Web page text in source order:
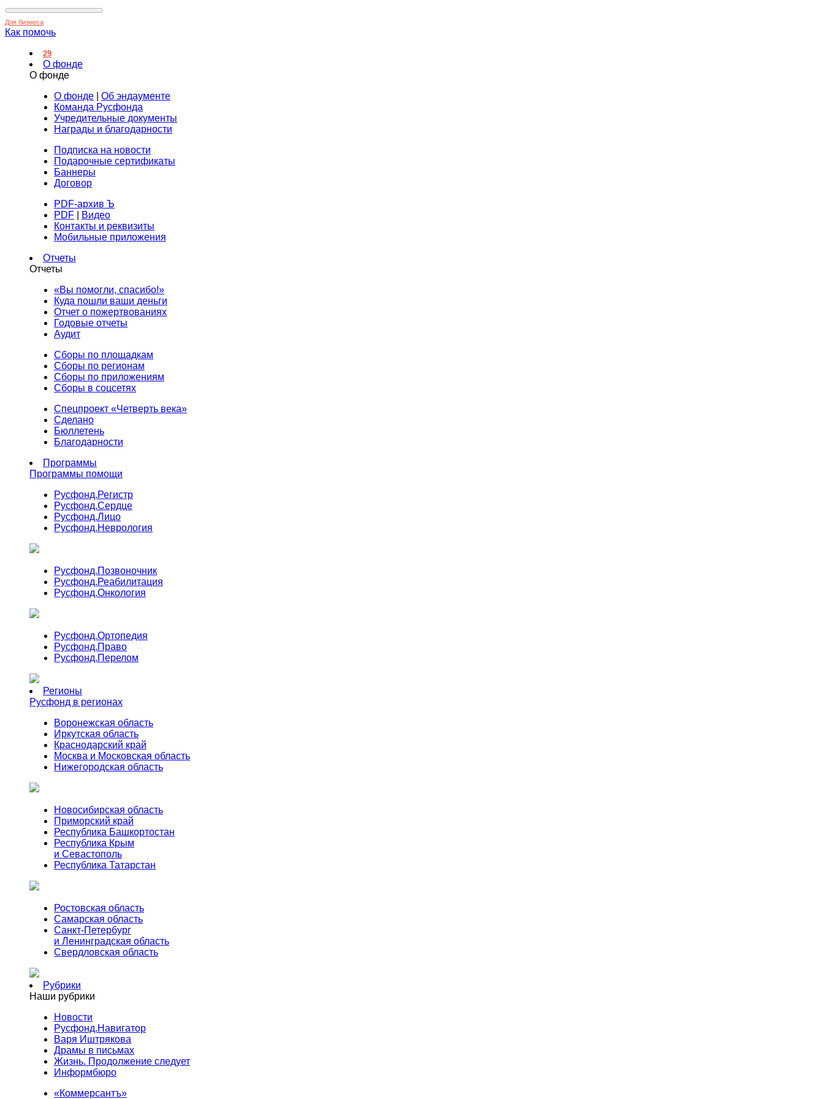
Для бизнеса
Как помочь
29
О фонде
О фонде
О фонде
Об эндаументе
Команда Русфонда
Учредительные документы
Награды и благодарности
Подписка на новости
Подарочные сертификаты
Баннеры
Договор
PDF-архив Ъ
PDF
Видео
Контакты и реквизиты
Мобильные приложения
Отчеты
Отчеты
«Вы помогли, спасибо!»
Куда пошли ваши деньги
Отчет о пожертвованиях
Годовые отчеты
Аудит
Сборы по площадкам
Сборы по регионам
Сборы по приложениям
Сборы в соцсетях
Спецпроект «Четверть века»
Сделано
Бюллетень
Благодарности
Программы
Программы помощи
Русфонд.Регистр
Русфонд.Сердце
Русфонд.Лицо
Русфонд.Неврология
Русфонд.Позвоночник
Русфонд.Реабилитация
Русфонд.Онкология
Русфонд.Ортопедия
Русфонд.Право
Русфонд.Перелом
Регионы
Русфонд в регионах
Воронежская область
Иркутская область
Краснодарский край
Москва и Московская область
Нижегородская область
Новосибирская область
Приморский край
Республика Башкортостан
Республика Крым
и Севастополь
Республика Татарстан
Ростовская область
Самарская область
Санкт-Петербург
и Ленинградская область
Свердловская область
Рубрики
Наши рубрики
Новости
Русфонд.Навигатор
Варя Иштрякова
Драмы в письмах
Жизнь. Продолжение следует
Информбюро
«Коммерсантъ»